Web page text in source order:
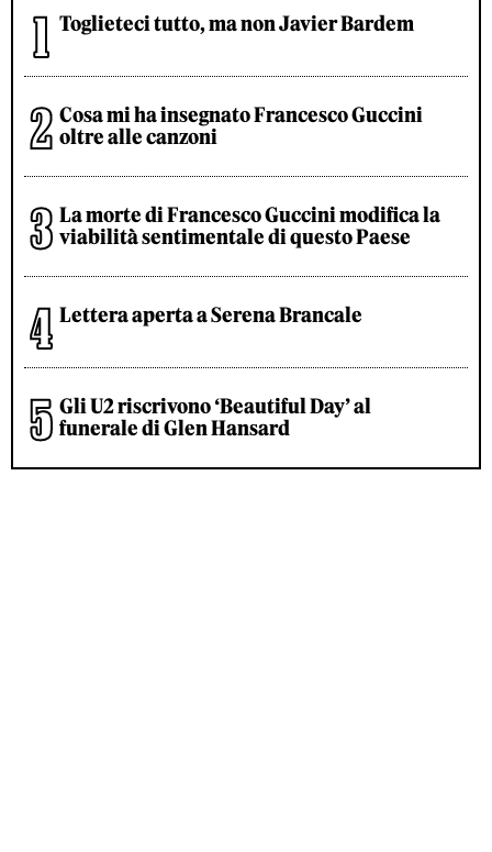
Toglieteci tutto, ma non Javier Bardem
Cosa mi ha insegnato Francesco Guccini
oltre alle canzoni
La morte di Francesco Guccini modifica la
viabilità sentimentale di questo Paese
Lettera aperta a Serena Brancale
Gli U2 riscrivono ‘Beautiful Day’ al
funerale di Glen Hansard